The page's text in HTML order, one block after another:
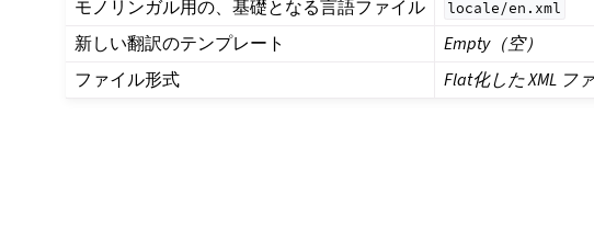
モノリンガル用の、基礎となる言語ファイル locale/en.xml
新しい翻訳のテンプレート
Empty（空）
ファイル形式
Flat化した XML フ